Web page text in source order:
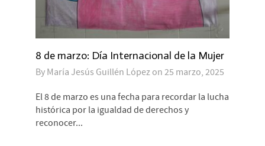
8 de marzo: Día Internacional de la Mujer
By María Jesús Guillén López on 25 marzo, 2025
El 8 de marzo es una fecha para recordar la lucha
histórica por la igualdad de derechos y
reconocer...